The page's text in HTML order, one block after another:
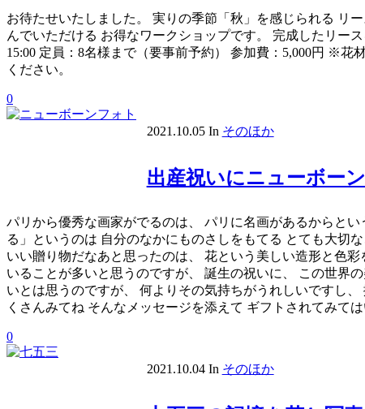
お待たせいたしました。 実りの季節「秋」を感じられる リ
んでいただける お得なワークショップです。 完成したリー
15:00 定員：8名様まで（要事前予約） 参加費：5,000円 ※花
ください。
0
2021.10.05 In そのほか
出産祝いにニューボー
パリから優秀な画家がでるのは、 パリに名画があるからと
る」というのは 自分のなかにものさしをもてる とても大切
いい贈り物だなあと思ったのは、 花という美しい造形と色
いることが多いと思うのですが、 誕生の祝いに、 この世界
いとは思うのですが、 何よりその気持ちがうれしいですし
くさんみてね そんなメッセージを添えて ギフトされてみては
0
2021.10.04 In そのほか